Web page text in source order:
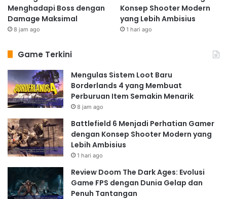
Menghadapi Boss dengan
Damage Maksimal
8 jam ago
Konsep Shooter Modern
yang Lebih Ambisius
1 hari ago
Game Terkini
Mengulas Sistem Loot Baru
Borderlands 4 yang Membuat
Perburuan Item Semakin Menarik
8 jam ago
Battlefield 6 Menjadi Perhatian Gamer
dengan Konsep Shooter Modern yang
Lebih Ambisius
1 hari ago
Review Doom The Dark Ages: Evolusi
Game FPS dengan Dunia Gelap dan
Penuh Tantangan